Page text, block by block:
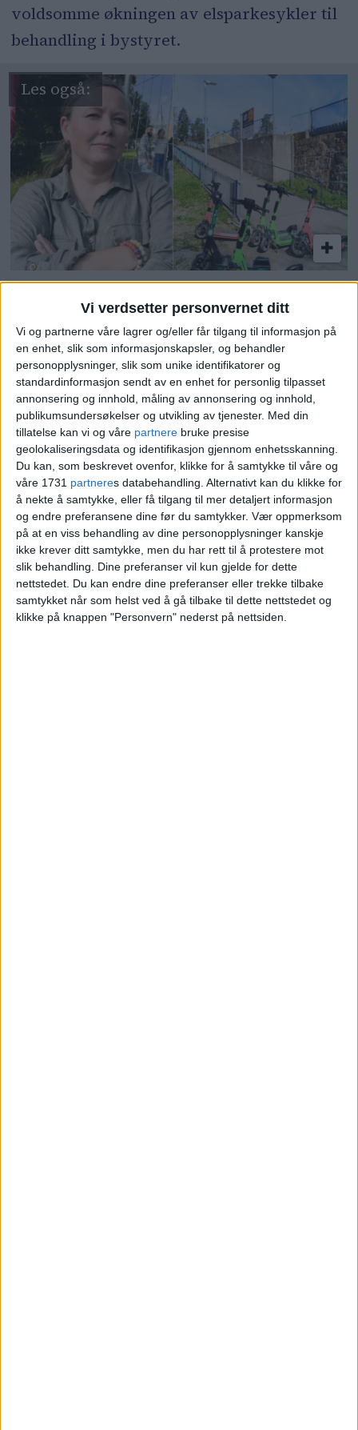
Vi verdsetter personvernet ditt
Vi og partnerne våre lagrer og/eller får tilgang til informasjon på
en enhet, slik som informasjonskapsler, og behandler
personopplysninger, slik som unike identifikatorer og
standardinformasjon sendt av en enhet for personlig tilpasset
annonsering og innhold, måling av annonsering og innhold,
publikumsundersøkelser og utvikling av tjenester. Med din
tillatelse kan vi og våre partnere bruke presise
geolokaliseringsdata og identifikasjon gjennom enhetsskanning.
Du kan, som beskrevet ovenfor, klikke for å samtykke til våre og
våre 1731 partneres databehandling. Alternativt kan du klikke for
å nekte å samtykke, eller få tilgang til mer detaljert informasjon
og endre preferansene dine før du samtykker. Vær oppmerksom
på at en viss behandling av dine personopplysninger kanskje
ikke krever ditt samtykke, men du har rett til å protestere mot
slik behandling. Dine preferanser vil kun gjelde for dette
nettstedet. Du kan endre dine preferanser eller trekke tilbake
samtykket når som helst ved å gå tilbake til dette nettstedet og
klikke på knappen "Personvern" nederst på nettsiden.
voldsomme økningen av elsparkesykler til
behandling i bystyret.
Krever svar: Rapport om
elsparkesykler ble holdt
skjult hos byrådet i fire
måneder
Men i bystyret hadde ingen partier mottatt
den ferdigstilte evalueringsrapporten fra
Ruterogbymiljøetaten.
I rapporten lå det anbefalinger om hvordan
dobling fra 8000 elsparkesykler i indre by
til 16.000 elsparkesykler over hele byen
burde håndteres.